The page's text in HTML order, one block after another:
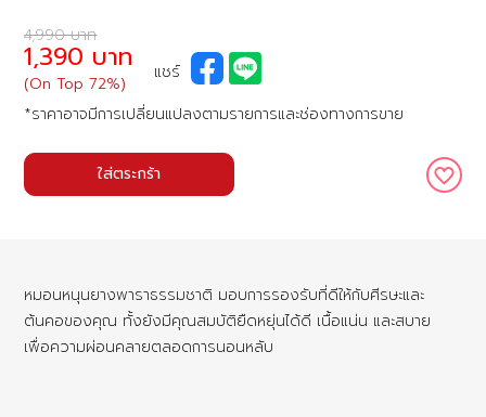
4,990 บาท
1,390 บาท
(On Top 72%)
แชร์
*ราคาอาจมีการเปลี่ยนแปลงตามรายการและช่องทางการขาย
ใส่ตระกร้า
หมอนหนุนยางพาราธรรมชาติ มอบการรองรับที่ดีให้กับศีรษะและ
ต้นคอของคุณ ทั้งยังมีคุณสมบัติยืดหยุ่นได้ดี เนื้อแน่น และสบาย
เพื่อความผ่อนคลายตลอดการนอนหลับ